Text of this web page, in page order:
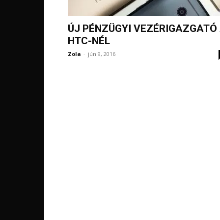
ÚJ PÉNZÜGYI VEZÉRIGAZGATÓ
HTC-NÉL
Zola - jún 9, 2016